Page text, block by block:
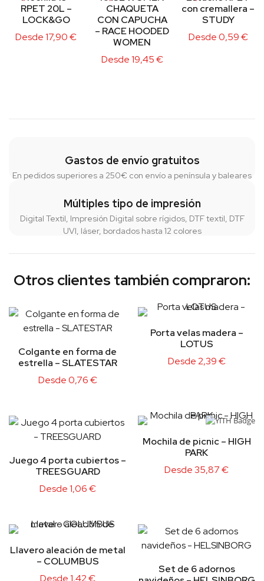
RPET 20L –
LOCK&GO
Desde17,90€
CHAQUETA
CON CAPUCHA
– RACE HOODED
WOMEN
Desde19,45€
con cremallera –
STUDY
Desde0,59€
Gastos de envío gratuitos
En pedidos superiores a 250€ con envío a península y baleares
Múltiples tipo de impresión
Digital Textil, Impresión Digital sobre rígidos, DTF textil, DTF
UVI, láser, bordados hasta 12 colores
Otros clientes también compraron:
Colgante en forma de
estrella – SLATESTAR
Desde0,76€
Porta velas madera –
LOTUS
Desde2,39€
Juego 4 porta cubiertos –
TREESGUARD
Desde1,06€
Mochila de picnic – HIGH
PARK
Desde35,87€
Llavero aleación de metal
– COLUMBUS
Desde1,42€
Set de 6 adornos